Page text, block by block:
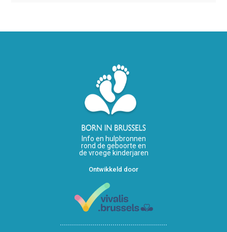
Info en hulpbronnen
rond de geboorte en
de vroege kinderjaren
Ontwikkeld door